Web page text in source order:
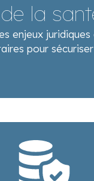
la
enjeux
pour